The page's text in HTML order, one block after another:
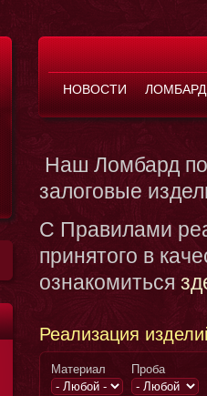
НОВОСТИ ЛОМБАРД
Наш Ломбард
залоговые
С Правилами
принятого в
ознакомиться
Реализация
Материал Проба